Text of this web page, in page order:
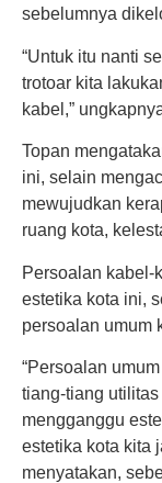
sebelumnya
“Untuk itu nanti
trotoar kita
kabel,”
Topan
ini, selain
mewujudkan
ruang kota,
Persoalan kabel-
estetika kota ini,
persoalan umum
“Persoalan
tiang-tiang
mengganggu
estetika kota kita
menyatakan,